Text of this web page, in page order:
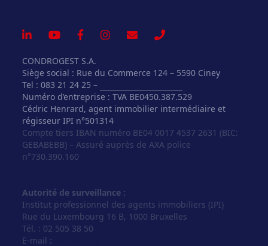
CONDROGEST S.A.
Siège social : Rue du Commerce 124 – 5590 Ciney
Tel : 083 21 24 25 –
Numéro d’entreprise : TVA BE0450.387.529
Cédric Henrard, agent immobilier intermédiaire et
régisseur IPI n°501314
Compte tiers IBAN numéro BE04 0017 4537 2631 (BIC:
GEBABEBB) – Assuré auprès de AXA police
n°730.390.160
Autorité de surveillance :
Institut professionnel des agents immobiliers (IPI)
Rue du Luxembourg 16 B, 1000 Bruxelles
Tél. : 02 505 38 50
E-mail :